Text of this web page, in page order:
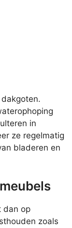
in
ze regelmatig
bladeren en
dan op
zoals